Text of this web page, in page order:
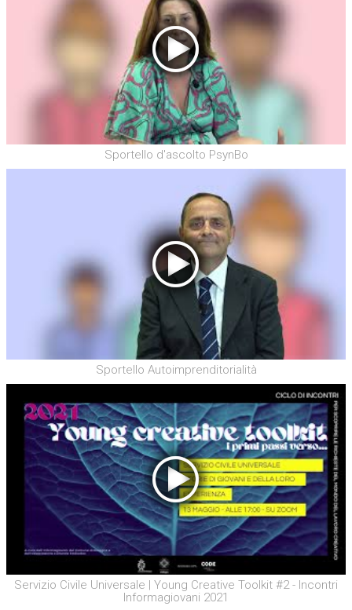
Sportello d'ascolto PsynBo
Sportello Autoimprenditorialità
Servizio Civile Universale | Young Creative Toolkit #2 - Incontri
Informagiovani 2021